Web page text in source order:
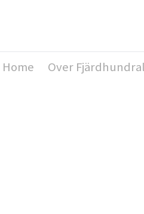
Home Over